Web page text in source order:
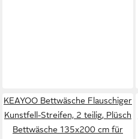
KEAYOO Bettwäsche Flauschiger
Kunstfell-Streifen, 2 teilig, Plüsch
Bettwäsche 135x200 cm für